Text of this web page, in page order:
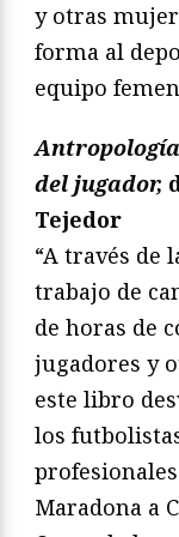
y otras
forma al
equipo
del jugador,
Tejedor
“A través de
trabajo de
de horas de
jugadores y
este libro
los
Maradona a